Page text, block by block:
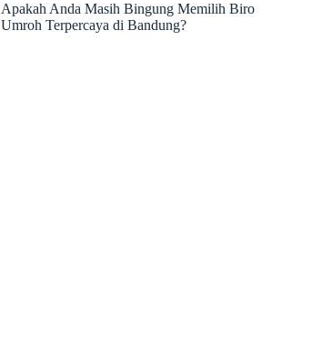
Apakah Anda Masih Bingung Memilih Biro
Umroh Terpercaya di Bandung?